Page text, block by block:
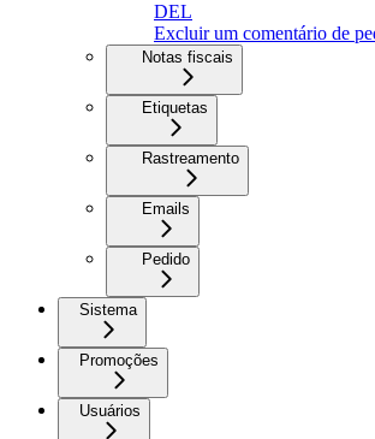
DEL
Excluir um comentário de
Notas fiscais
Etiquetas
Rastreamento
Emails
Pedido
Sistema
Promoções
Usuários